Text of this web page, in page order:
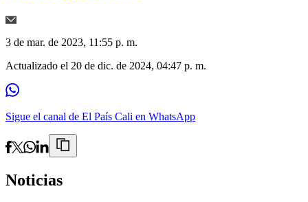
3 de mar. de 2023, 11:55 p. m.
Actualizado el 20 de dic. de 2024, 04:47 p. m.
Sigue el canal de El País Cali en WhatsApp
Noticias